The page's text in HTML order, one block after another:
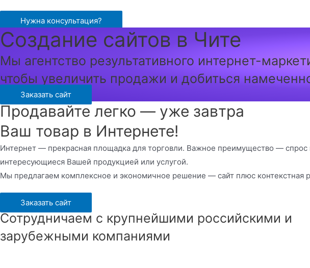
содержимому
Нужна консультация?
Создание сайтов в Чите
Мы агентство результативного интернет-
чтобы увеличить продажи и добиться
Заказать сайт
Продавайте легко — уже завтра
Ваш товар в Интернете!
Интернет — прекрасная площадка для торговли. Важное преимущество —
интересующиеся Вашей продукцией или услугой.
Мы предлагаем комплексное и экономичное решение — сайт плюс контекстная
Заказать сайт
Сотрудничаем с крупнейшими российскими и
зарубежными компаниями